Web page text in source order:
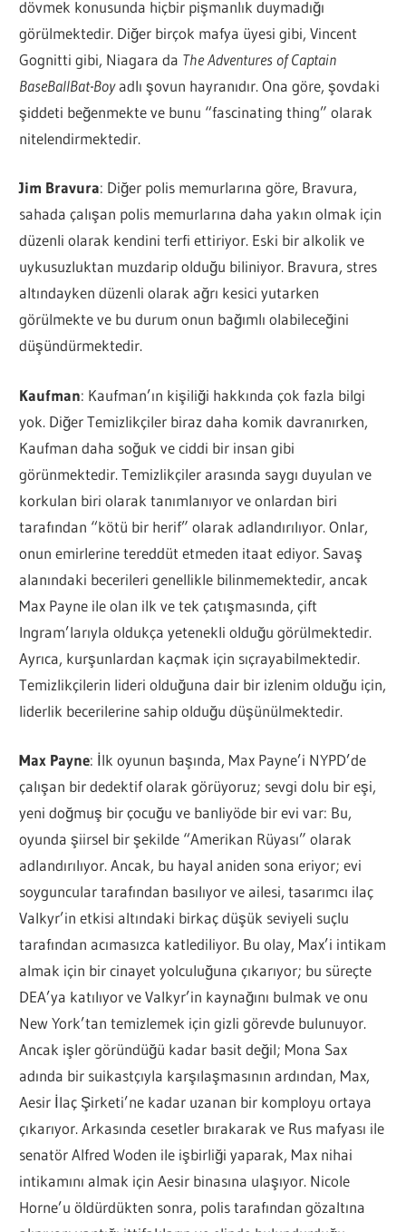
dövmek konusunda hiçbir pişmanlık duymadığı
görülmektedir. Diğer birçok mafya üyesi gibi, Vincent
Gognitti gibi, Niagara da The Adventures of Captain
BaseBallBat-Boyadlı şovun hayranıdır. Ona göre, şovdaki
şiddeti beğenmekte ve bunu “fascinating thing” olarak
nitelendirmektedir.
Jim Bravura: Diğer polis memurlarına göre, Bravura,
sahada çalışan polis memurlarına daha yakın olmak için
düzenli olarak kendini terfi ettiriyor. Eski bir alkolik ve
uykusuzluktan muzdarip olduğu biliniyor. Bravura, stres
altındayken düzenli olarak ağrı kesici yutarken
görülmekte ve bu durum onun bağımlı olabileceğini
düşündürmektedir.
Kaufman: Kaufman’ın kişiliği hakkında çok fazla bilgi
yok. Diğer Temizlikçiler biraz daha komik davranırken,
Kaufman daha soğuk ve ciddi bir insan gibi
görünmektedir. Temizlikçiler arasında saygı duyulan ve
korkulan biri olarak tanımlanıyor ve onlardan biri
tarafından “kötü bir herif” olarak adlandırılıyor. Onlar,
onun emirlerine tereddüt etmeden itaat ediyor. Savaş
alanındaki becerileri genellikle bilinmemektedir, ancak
Max Payne ile olan ilk ve tek çatışmasında, çift
Ingram’larıyla oldukça yetenekli olduğu görülmektedir.
Ayrıca, kurşunlardan kaçmak için sıçrayabilmektedir.
Temizlikçilerin lideri olduğuna dair bir izlenim olduğu için,
liderlik becerilerine sahip olduğu düşünülmektedir.
Max Payne: İlk oyunun başında, Max Payne’i NYPD’de
çalışan bir dedektif olarak görüyoruz; sevgi dolu bir eşi,
yeni doğmuş bir çocuğu ve banliyöde bir evi var: Bu,
oyunda şiirsel bir şekilde “Amerikan Rüyası” olarak
adlandırılıyor. Ancak, bu hayal aniden sona eriyor; evi
soyguncular tarafından basılıyor ve ailesi, tasarımcı ilaç
Valkyr’in etkisi altındaki birkaç düşük seviyeli suçlu
tarafından acımasızca katlediliyor. Bu olay, Max’i intikam
almak için bir cinayet yolculuğuna çıkarıyor; bu süreçte
DEA’ya katılıyor ve Valkyr’in kaynağını bulmak ve onu
New York’tan temizlemek için gizli görevde bulunuyor.
Ancak işler göründüğü kadar basit değil; Mona Sax
adında bir suikastçıyla karşılaşmasının ardından, Max,
Aesir İlaç Şirketi’ne kadar uzanan bir komployu ortaya
çıkarıyor. Arkasında cesetler bırakarak ve Rus mafyası ile
senatör Alfred Woden ile işbirliği yaparak, Max nihai
intikamını almak için Aesir binasına ulaşıyor. Nicole
Horne’u öldürdükten sonra, polis tarafından gözaltına